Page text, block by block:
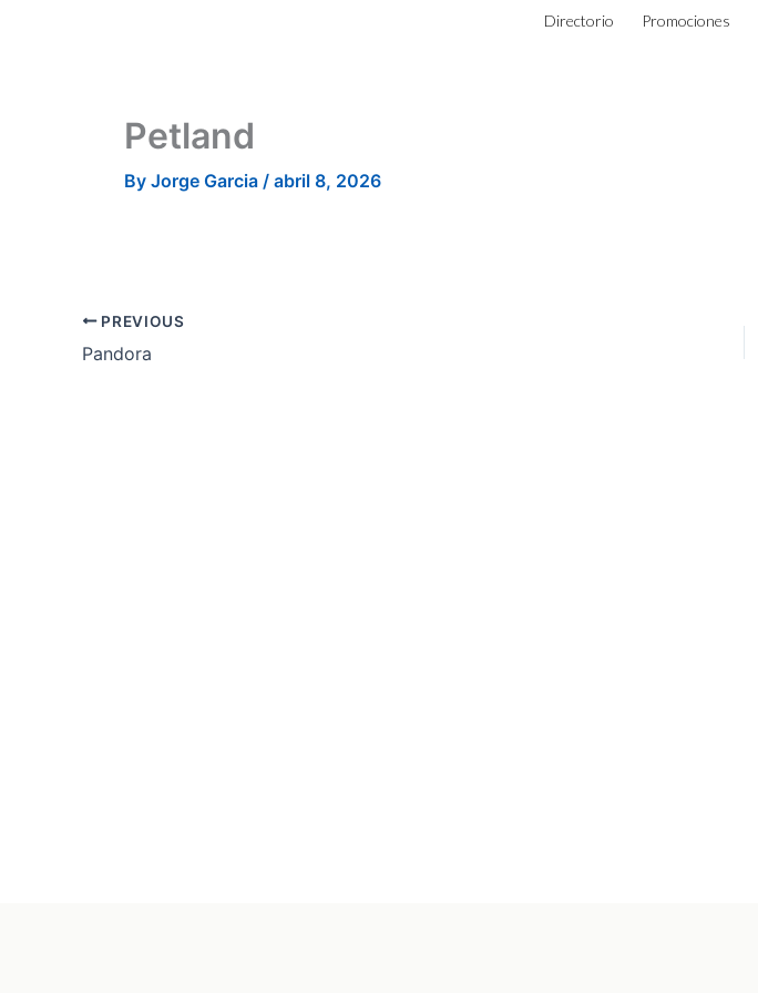
Directorio Promociones
Petland
By Jorge Garcia / abril 8, 2026
PREVIOUS
Pandora